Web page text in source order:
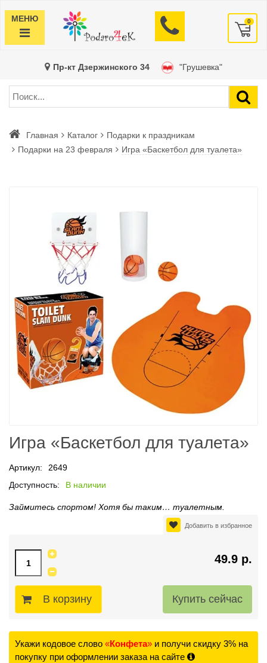
МЕНЮ 0
Пр-кт Дзержинского 34 "Грушевка"
Главная Каталог
Подарки к праздникам
Подарки на 23 февраля
Игра «Баскетбол для туалета»
Игра «Баскетбол для туалета»
Артикул:
2649
Доступность:
В наличии
Займитесь спортом! Хотя бы таким… туалетным.
Добавить в избранное
49.9 р.
В корзину
Укажи кодовое слово «Конфета» и получи скидку 3% на
покупку при оформлении заказа на сайте